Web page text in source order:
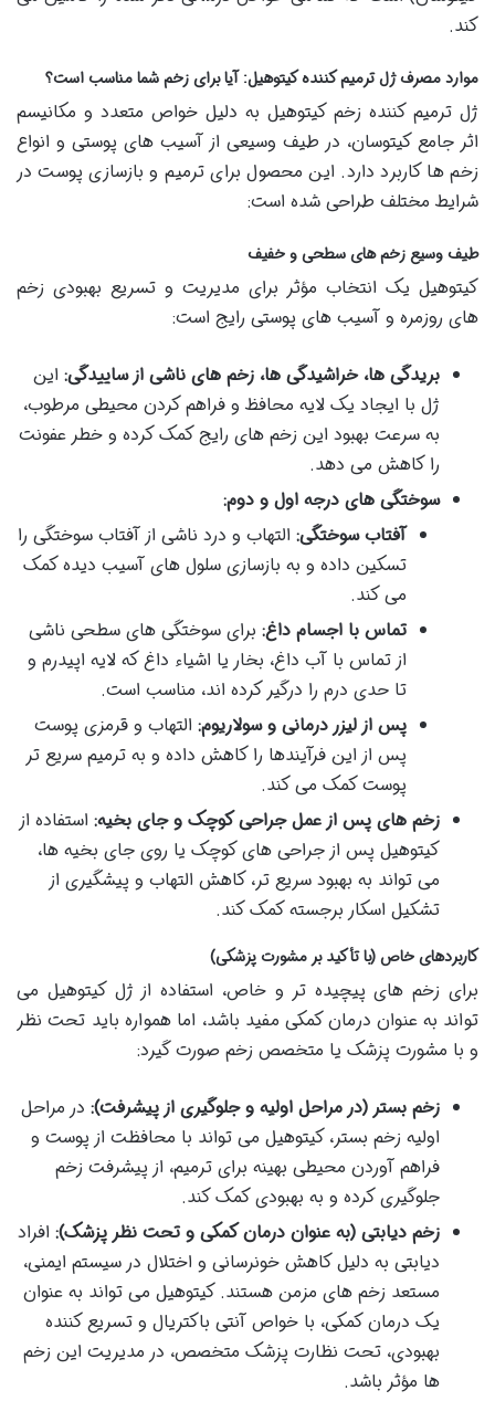
کند.
موارد مصرف ژل ترمیم کننده کیتوهیل: آیا برای زخم شما مناسب است؟
ژل ترمیم کننده زخم کیتوهیل به دلیل خواص متعدد و مکانیسم
اثر جامع کیتوسان، در طیف وسیعی از آسیب های پوستی و انواع
زخم ها کاربرد دارد. این محصول برای ترمیم و بازسازی پوست در
شرایط مختلف طراحی شده است:
طیف وسیع زخم های سطحی و خفیف
کیتوهیل یک انتخاب مؤثر برای مدیریت و تسریع بهبودی زخم
های روزمره و آسیب های پوستی رایج است:
بریدگی ها، خراشیدگی ها، زخم های ناشی از ساییدگی: این
ژل با ایجاد یک لایه محافظ و فراهم کردن محیطی مرطوب،
به سرعت بهبود این زخم های رایج کمک کرده و خطر عفونت
را کاهش می دهد.
سوختگی های درجه اول و دوم:
آفتاب سوختگی: التهاب و درد ناشی از آفتاب سوختگی را
تسکین داده و به بازسازی سلول های آسیب دیده کمک
می کند.
تماس با اجسام داغ: برای سوختگی های سطحی ناشی
از تماس با آب داغ، بخار یا اشیاء داغ که لایه اپیدرم و
تا حدی درم را درگیر کرده اند، مناسب است.
پس از لیزر درمانی و سولاریوم: التهاب و قرمزی پوست
پس از این فرآیندها را کاهش داده و به ترمیم سریع تر
پوست کمک می کند.
زخم های پس از عمل جراحی کوچک و جای بخیه: استفاده از
کیتوهیل پس از جراحی های کوچک یا روی جای بخیه ها،
می تواند به بهبود سریع تر، کاهش التهاب و پیشگیری از
تشکیل اسکار برجسته کمک کند.
کاربردهای خاص (با تأکید بر مشورت پزشکی)
برای زخم های پیچیده تر و خاص، استفاده از ژل کیتوهیل می
تواند به عنوان درمان کمکی مفید باشد، اما همواره باید تحت نظر
و با مشورت پزشک یا متخصص زخم صورت گیرد:
زخم بستر (در مراحل اولیه و جلوگیری از پیشرفت): در مراحل
اولیه زخم بستر، کیتوهیل می تواند با محافظت از پوست و
فراهم آوردن محیطی بهینه برای ترمیم، از پیشرفت زخم
جلوگیری کرده و به بهبودی کمک کند.
زخم دیابتی (به عنوان درمان کمکی و تحت نظر پزشک): افراد
دیابتی به دلیل کاهش خونرسانی و اختلال در سیستم ایمنی،
مستعد زخم های مزمن هستند. کیتوهیل می تواند به عنوان
یک درمان کمکی، با خواص آنتی باکتریال و تسریع کننده
بهبودی، تحت نظارت پزشک متخصص، در مدیریت این زخم
ها مؤثر باشد.